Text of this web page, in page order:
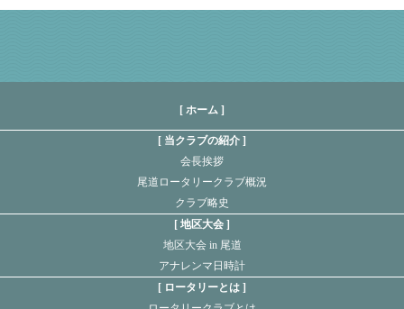
[ ホーム ]
当クラブの紹介
会長挨拶
尾道ロータリークラブ概況
クラブ略史
地区大会
地区大会 in 尾道
アナレンマ日時計
ロータリーとは